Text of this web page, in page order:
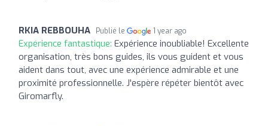
RKIA REBBOUHA Publié le 1 year ago
Expérience fantastique: Expérience inoubliable! Excellente
organisation, très bons guides, ils vous guident et vous
aident dans tout, avec une expérience admirable et une
proximité professionnelle. J'espère répéter bientôt avec
Giromarfly.